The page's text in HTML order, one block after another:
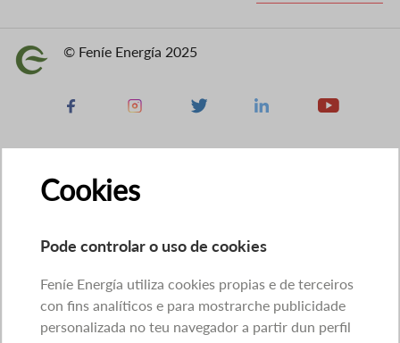
Imaxe © Feníe Energía 2025
Facebook Instagram X Linkedin Youtube
Cookies
Pode controlar o uso de cookies
Feníe Energía utiliza cookies propias e de terceiros
con fins analíticos e para mostrarche publicidade
personalizada no teu navegador a partir dun perfil